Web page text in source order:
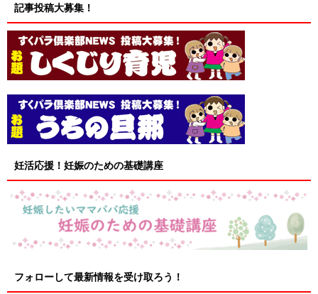
記事投稿大募集！
妊活応援！妊娠のための基礎講座
フォローして最新情報を受け取ろう！